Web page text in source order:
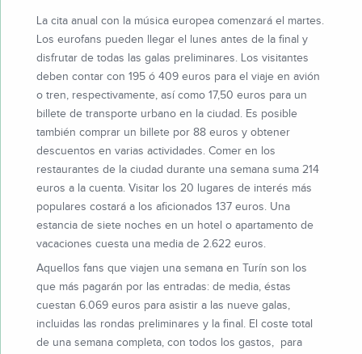
La cita anual con la música europea comenzará el martes.
Los eurofans pueden llegar el lunes antes de la final y
disfrutar de todas las galas preliminares. Los visitantes
deben contar con 195 ó 409 euros para el viaje en avión
o tren, respectivamente, así como 17,50 euros para un
billete de transporte urbano en la ciudad. Es posible
también comprar un billete por 88 euros y obtener
descuentos en varias actividades. Comer en los
restaurantes de la ciudad durante una semana suma 214
euros a la cuenta. Visitar los 20 lugares de interés más
populares costará a los aficionados 137 euros. Una
estancia de siete noches en un hotel o apartamento de
vacaciones cuesta una media de 2.622 euros.
Aquellos fans que viajen una semana en Turín son los
que más pagarán por las entradas: de media, éstas
cuestan 6.069 euros para asistir a las nueve galas,
incluidas las rondas preliminares y la final. El coste total
de una semana completa, con todos los gastos, para